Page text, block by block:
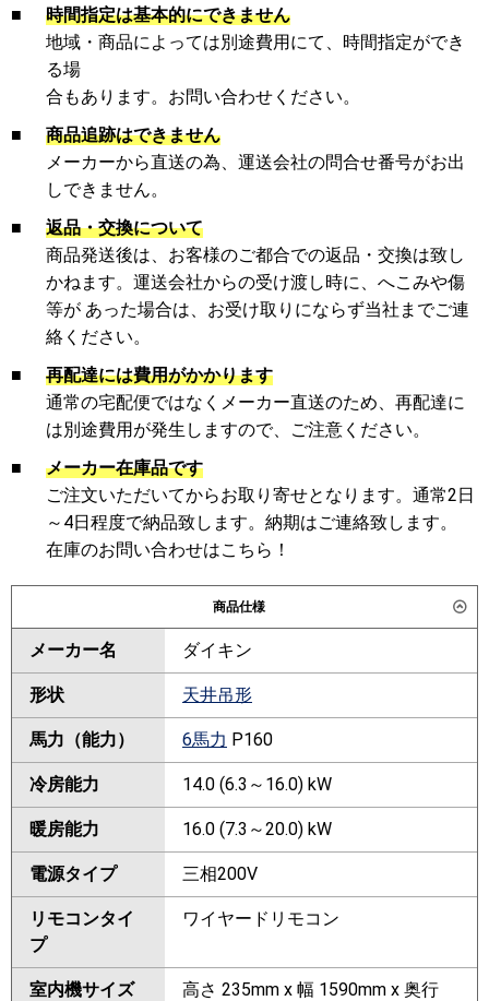
■
時間指定は基本的にできません
地域・商品によっては別途費用にて、時間指定ができ
る場
合もあります。お問い合わせください。
■
商品追跡はできません
メーカーから直送の為、運送会社の問合せ番号がお出
しできません。
■
返品・交換について
商品発送後は、お客様のご都合での返品・交換は致し
かねます。運送会社からの受け渡し時に、へこみや傷
等が あった場合は、お受け取りにならず当社までご連
絡ください。
■
再配達には費用がかかります
通常の宅配便ではなくメーカー直送のため、再配達に
は別途費用が発生しますので、ご注意ください。
■
メーカー在庫品です
ご注文いただいてからお取り寄せとなります。通常2日
～4日程度で納品致します。納期はご連絡致します。
在庫のお問い合わせはこちら！
商品仕様
メーカー名 ダイキン
形状 天井吊形
馬力（能力） 6馬力 P160
冷房能力 14.0 (6.3～16.0) kW
暖房能力 16.0 (7.3～20.0) kW
電源タイプ 三相200V
リモコンタイ
プ
ワイヤードリモコン
室内機サイズ
高さ 235mm x 幅 1590mm x 奥行